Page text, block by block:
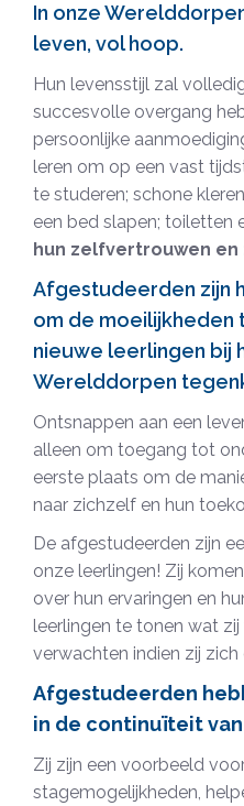
In onze
leven, vol hoop.
Hun levensstijl zal
succesvolle overgang
persoonlijke
leren om op een vast
te studeren; schone
een bed slapen; toiletten
hun zelfvertrouwen
Afgestudeerden zijn
om de moeilijkheden
nieuwe leerlingen bij
Werelddorpen
Ontsnappen aan een
alleen om toegang tot
eerste plaats om de
naar zichzelf en hun
De afgestudeerden zijn
onze leerlingen! Zij
over hun ervaringen en
leerlingen te tonen wat
verwachten indien zij
Afgestudeerden
in de continuïteit
Zij zijn een voorbeeld
stagemogelijkheden,